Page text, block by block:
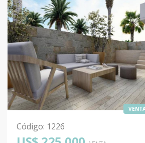
Código: 1226